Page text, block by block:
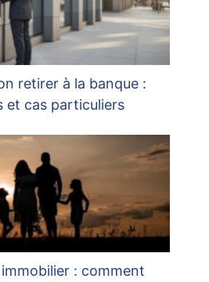
retirer à la banque :
et cas particuliers
: comment